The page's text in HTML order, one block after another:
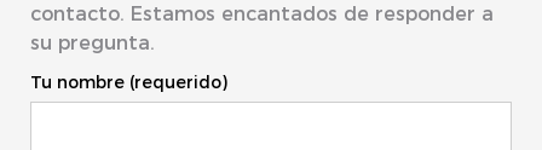
contacto. Estamos encantados de responder a
su pregunta.
Tu nombre (requerido)